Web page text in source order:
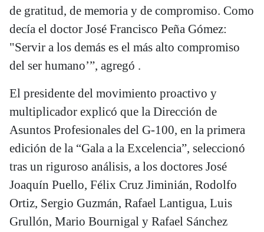
de gratitud, de memoria y de compromiso. Como
decía el doctor José Francisco Peña Gómez:
"Servir a los demás es el más alto compromiso
del ser humano’”, agregó .
El presidente del movimiento proactivo y
multiplicador explicó que la Dirección de
Asuntos Profesionales del G-100, en la primera
edición de la “Gala a la Excelencia”, seleccionó
tras un riguroso análisis, a los doctores José
Joaquín Puello, Félix Cruz Jiminián, Rodolfo
Ortiz, Sergio Guzmán, Rafael Lantigua, Luis
Grullón, Mario Bournigal y Rafael Sánchez